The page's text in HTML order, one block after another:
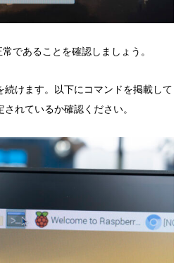
であることを確認しましょう。
続けます。以下にコマンドを掲載して
れているか確認ください。